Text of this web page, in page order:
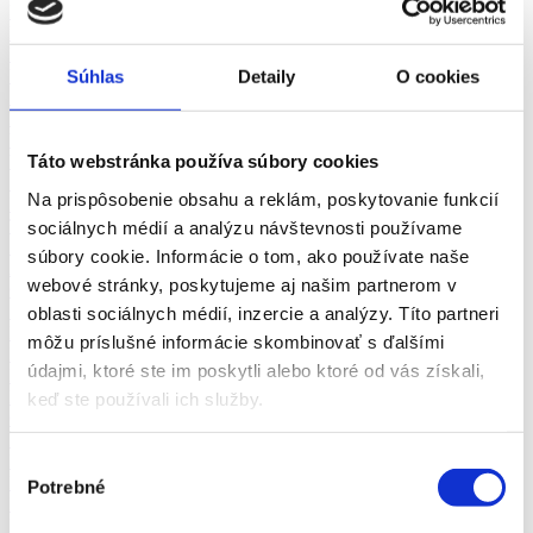
Súhlas Detaily O cookies
Táto webstránka používa súbory cookies
Na prispôsobenie obsahu a reklám, poskytovanie funkcií
sociálnych médií a analýzu návštevnosti používame
súbory cookie. Informácie o tom, ako používate naše
webové stránky, poskytujeme aj našim partnerom v
oblasti sociálnych médií, inzercie a analýzy. Títo partneri
môžu príslušné informácie skombinovať s ďalšími
údajmi, ktoré ste im poskytli alebo ktoré od vás získali,
keď ste používali ich služby.
súhlasu
Potrebné
Dispečer, disponent, logistik
Vodič/vodička
Poštový pracovník
Vodič nákladného automobilu
Rušňovodič
Taxikár
Železničný pracovník
Asistent - marketing
Copywriter
Šéfredaktor, editor
Marketingová komunikácia, PR
Marketingový manažér
Marketingový výskum, stratégia
Novinár, redaktor
PR, brand manažér
Personalista, recruiter